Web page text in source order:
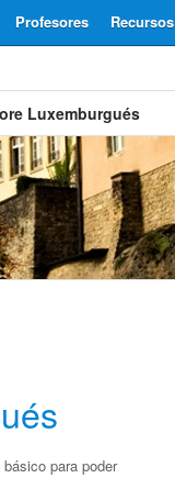
Recursos
Profesores
Luxemburgués
para poder